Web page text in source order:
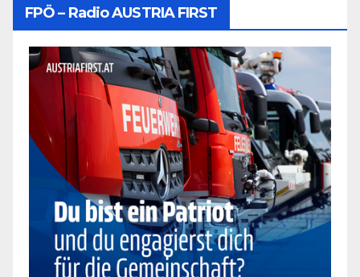
FPÖ – Radio AUSTRIA FIRST